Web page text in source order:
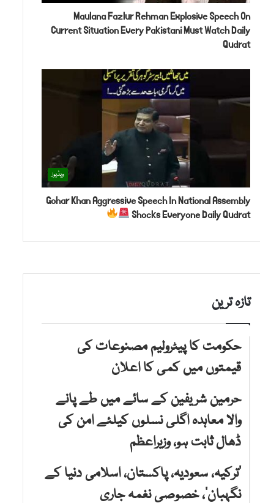
Maulana Fazlur Rehman Explosive Speech On
Current Situation Every Pakistani Must Watch Daily
Qudrat
ویڈیوز
Gohar Khan Aggressive Speech In National Assembly
Shocks Everyone Daily Qudrat